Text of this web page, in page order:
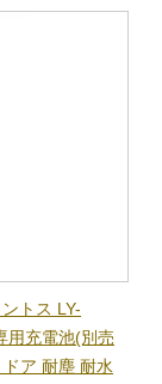
トス LY-
用充電池(別売
ア 耐塵 耐水